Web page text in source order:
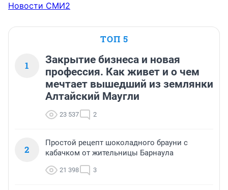
Новости СМИ2
ТОП 5
1
Закрытие бизнеса и новая
профессия. Как живет и о чем
мечтает вышедший из землянки
Алтайский Маугли
23 537 2
2
Простой рецепт шоколадного брауни с
кабачком от жительницы Барнаула
21 398 3